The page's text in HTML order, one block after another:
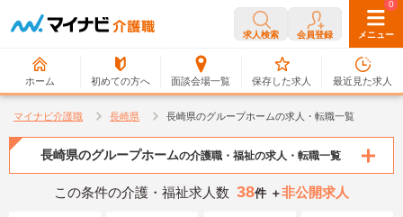
求人検索 会員登録 メニュー
ホーム 初めての方へ 面談会場一覧
0
保存した求人
0
最近見た求人
マイナビ介護職 長崎県 長崎県のグループホームの求人・転職一覧
長崎県のグループホームの介護職・福祉の求人・転職一覧
この条件の介護・福祉求人数 38件 ＋非公開求人